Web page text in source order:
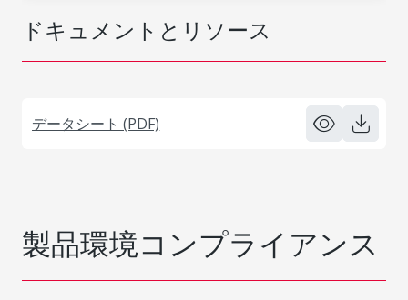
ドキュメントとリソース
データシート (PDF)
製品環境コンプライアンス